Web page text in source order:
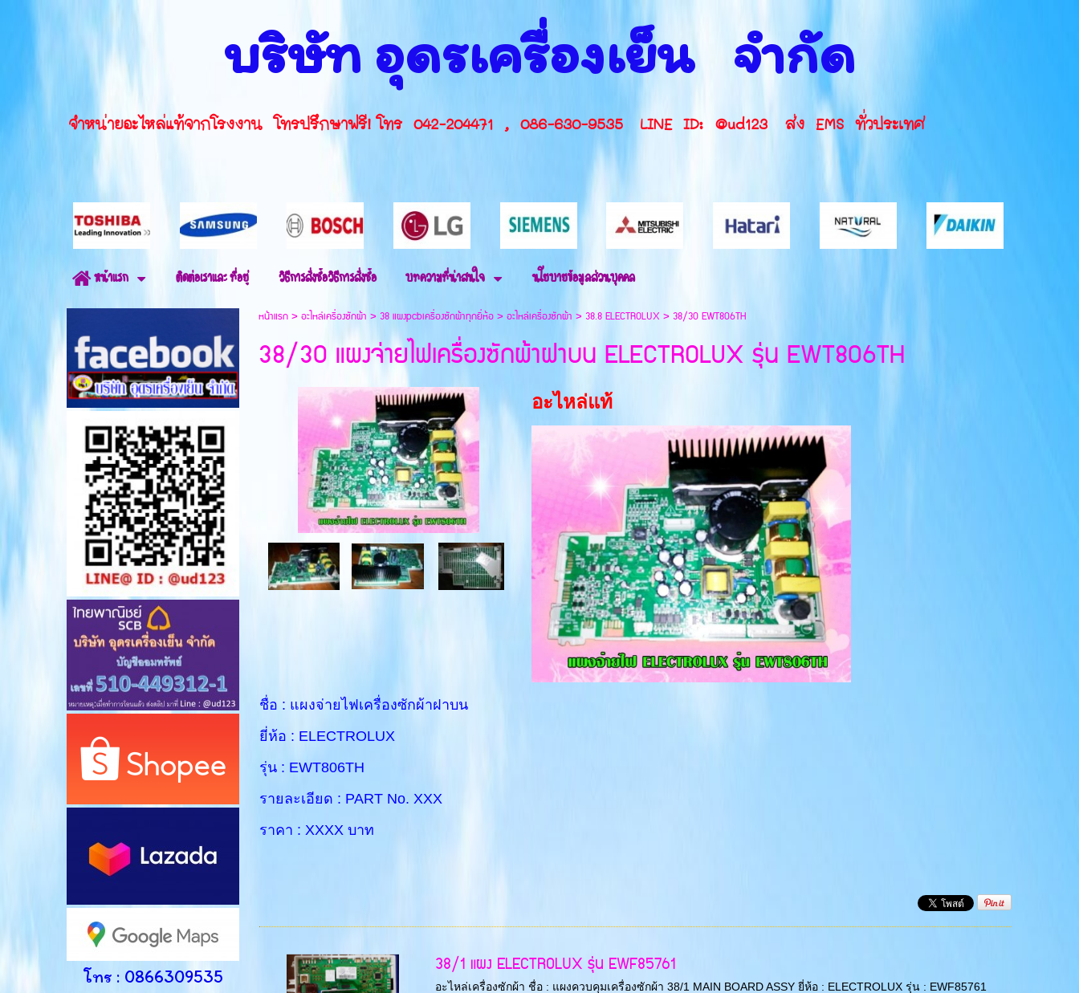
บริษัท อุดรเครื่องเย็น จำกัด
จำหน่ายอะไหล่แท้จากโรงงาน โทรปรึกษาฟรี! โทร 042-204471 , 086-630-9535 LINE ID: @ud123 ส่ง EMS ทั่วประเทศ
หน้าแรก ติดต่อเราและ ที่อยู่ วิธีการสั่งซื้อวิธีการสั่งซื้อ บทความที่น่าสนใจ นโยบายข้อมูลส่วนบุคคล
โทร : 0866309535
หน้าแรก>อะไหล่เครื่องซักผ้า >38 แผงpcbเครื่องซักผ้าทุกยี่ห้อ>อะไหล่เครื่องซักผ้า >38.8 ELECTROLUX >38/30 EWT806TH
38/30 แผงจ่ายไฟเครื่องซักผ้าฝาบน ELECTROLUX รุ่น EWT806TH
อะไหล่แท้
ชื่อ : แผงจ่ายไฟเครื่องซักผ้าฝาบน
ยี่ห้อ : ELECTROLUX
รุ่น : EWT806TH
รายละเอียด : PART No. XXX
ราคา : XXXX บาท
38/1 แผง ELECTROLUX รุ่น EWF85761
อะไหล่เครื่องซักผ้า ชื่อ : แผงควบคุมเครื่องซักผ้า 38/1 MAIN BOARD ASSY ยี่ห้อ : ELECTROLUX รุ่น : EWF85761